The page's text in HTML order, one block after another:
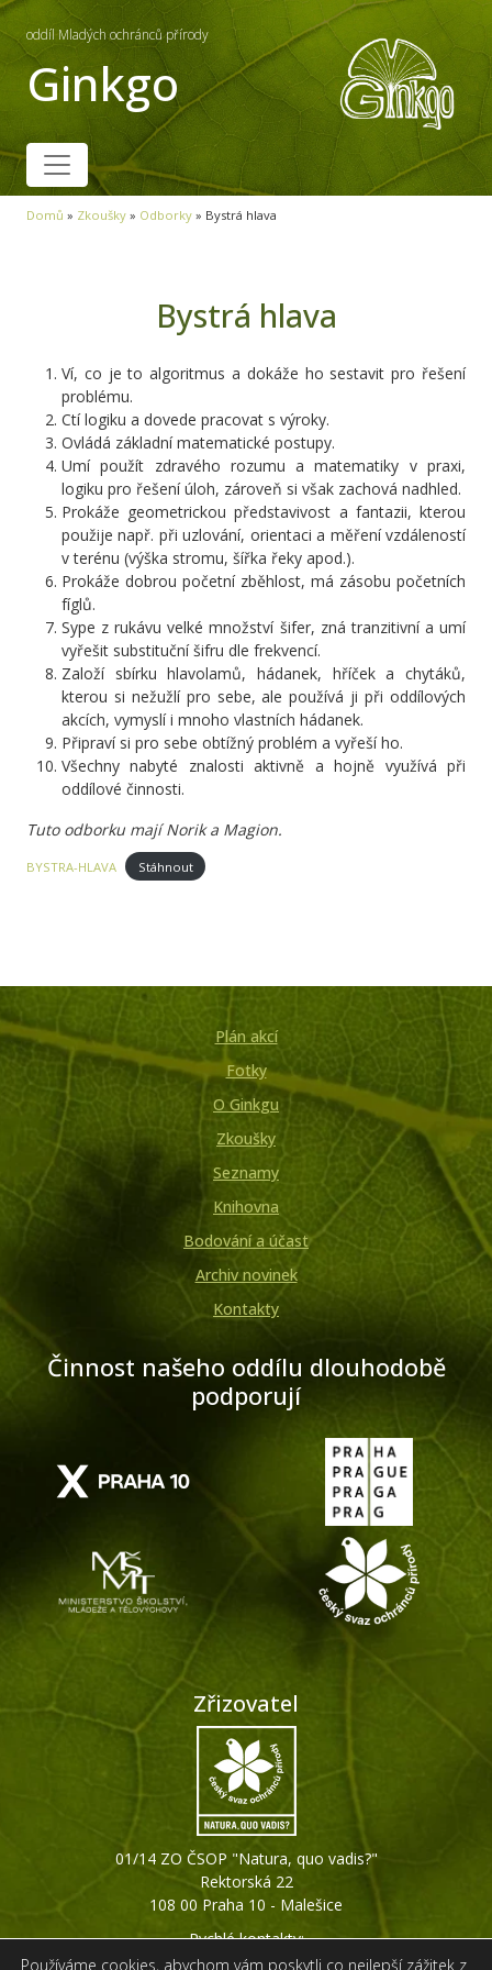
oddíl Mladých ochránců přírody
Ginkgo
Domů » Zkoušky » Odborky » Bystrá hlava
Bystrá hlava
Ví, co je to algoritmus a dokáže ho sestavit pro řešení
problému.
Ctí logiku a dovede pracovat s výroky.
Ovládá základní matematické postupy.
Umí použít zdravého rozumu a matematiky v praxi,
logiku pro řešení úloh, zároveň si však zachová nadhled.
Prokáže geometrickou představivost a fantazii, kterou
použije např. při uzlování, orientaci a měření vzdáleností
v terénu (výška stromu, šířka řeky apod.).
Prokáže dobrou početní zběhlost, má zásobu početních
fíglů.
Sype z rukávu velké množství šifer, zná tranzitivní a umí
vyřešit substituční šifru dle frekvencí.
Založí sbírku hlavolamů, hádanek, hříček a chytáků,
kterou si nežužlí pro sebe, ale používá ji při oddílových
akcích, vymyslí i mnoho vlastních hádanek.
Připraví si pro sebe obtížný problém a vyřeší ho.
Všechny nabyté znalosti aktivně a hojně využívá při
oddílové činnosti.
Tuto odborku mají Norik a Magion.
BYSTRA-HLAVA Stáhnout
Plán akcí
Fotky
O Ginkgu
Zkoušky
Seznamy
Knihovna
Bodování a účast
Archiv novinek
Kontakty
Činnost našeho oddílu dlouhodobě
podporují
Zřizovatel
01/14 ZO ČSOP "Natura, quo vadis?"
Rektorská 22
108 00 Praha 10 - Malešice
Rychlé kontakty:
+420 607 794 511
Používáme cookies, abychom vám poskytli co nejlepší zážitek z